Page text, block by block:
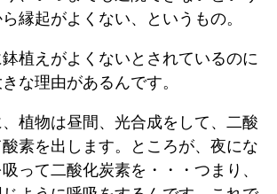
縁起がよくない、というもの。
植えがよくないとされているのに
な理由があるんです。
植物は昼間、光合成をして、二酸
素を出します。ところが、夜にな
って二酸化炭素を・・・つまり、